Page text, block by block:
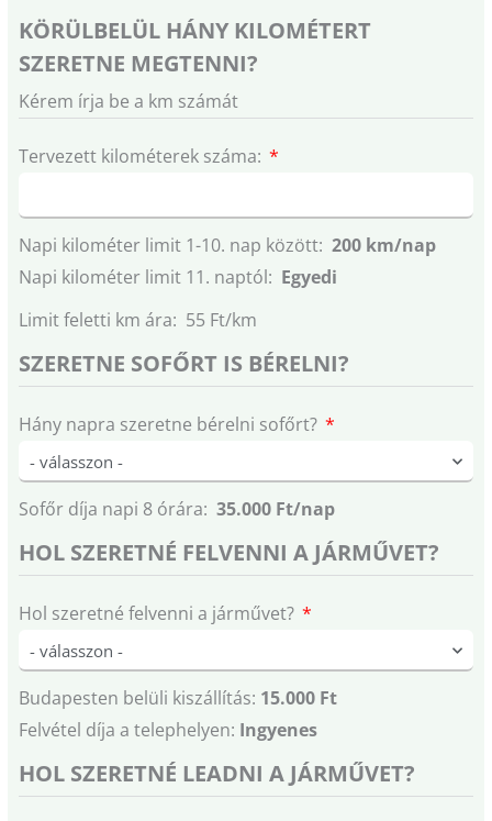
KÖRÜLBELÜL HÁNY KILOMÉTERT
SZERETNE MEGTENNI?
Kérem írja be a km számát
Tervezett kilométerek száma:
Napi kilométer limit 1-10. nap között: 200 km/nap
Napi kilométer limit 11. naptól: Egyedi
Limit feletti km ára: 55 Ft/km
SZERETNE SOFŐRT IS BÉRELNI?
Hány napra szeretne bérelni sofőrt?
Sofőr díja napi 8 órára: 35.000 Ft/nap
HOL SZERETNÉ FELVENNI A JÁRMŰVET?
Hol szeretné felvenni a járművet?
Budapesten belüli kiszállítás: 15.000 Ft
Felvétel díja a telephelyen: Ingyenes
HOL SZERETNÉ LEADNI A JÁRMŰVET?